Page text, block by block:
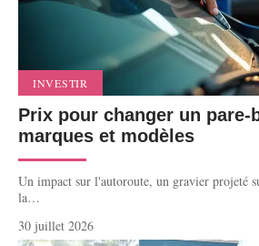
INVESTIR
Prix pour changer un pare-
marques et modèles
Un impact sur l'autoroute, un gravier projeté
la…
30 juillet 2026